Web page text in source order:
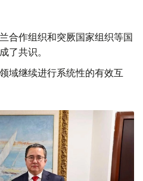
合作组织和突厥国家组织等国
了共识。
域继续进行系统性的有效互